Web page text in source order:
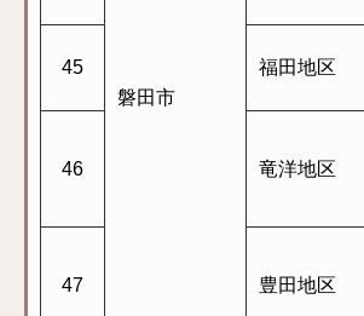
磐田市
45 福田地区
46 竜洋地区
47 豊田地区